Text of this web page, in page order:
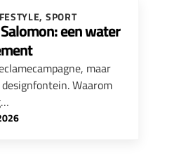
, SPORT
een water
maar
Waarom